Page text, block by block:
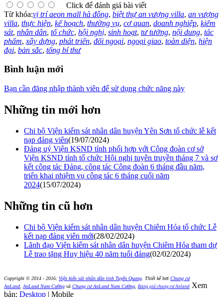
Click để đánh giá bài viết
Từ khóa:vị trí aeon mall hà đông, biệt thự an vượng villa, an vượng
villa, thực hiện, kế hoạch, thường vụ, cơ quan, doanh nghiệp, kiểm
sát, nhân dân, tổ chức, hội nghị, sinh hoạt, tư tưởng, nội dung, tác
phẩm, xây dựng, phát triển, đối ngoại, ngoại giao, toàn diện, hiện
đại, bản sắc, tổng bí thư
Bình luận mới
Bạn cần đăng nhập thành viên để sử dụng chức năng này
Những tin mới hơn
Chi bộ Viện kiểm sát nhân dân huyện Yên Sơn tổ chức lễ kết
nạp đảng viên(19/07/2024)
Đảng uỷ Viện KSND tỉnh phối hợp với Công đoàn cơ sở
Viện KSND tỉnh tổ chức Hội nghị tuyên truyền tháng 7 và sơ
kết công tác Đảng, công tác Công đoàn 6 tháng đầu năm,
triển khai nhiệm vụ công tác 6 tháng cuối năm
2024(15/07/2024)
Những tin cũ hơn
Chi bộ Viện kiểm sát nhân dân huyện Chiêm Hóa tổ chức Lễ
kết nạp đảng viên mới(28/02/2024)
Lãnh đạo Viện kiểm sát nhân dân huyện Chiêm Hóa tham dự
Lễ trao tặng Huy hiệu 40 năm tuổi đảng(02/02/2024)
Copyright © 2014 - 2016: Viện kiển sát nhân dân tỉnh Tuyên Quang Thiết kế bởi Chung cư
AnLand AnLand Nam Cường và Chung cư AnLand Nam Cường Bảng giá chung cư Anland Xem
bản: Desktop | Mobile